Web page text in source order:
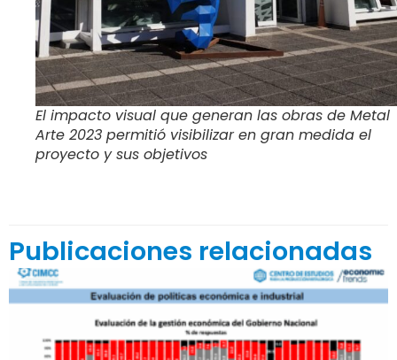
El impacto visual que generan las obras de Metal
Arte 2023 permitió visibilizar en gran medida el
proyecto y sus objetivos
Publicaciones relacionadas